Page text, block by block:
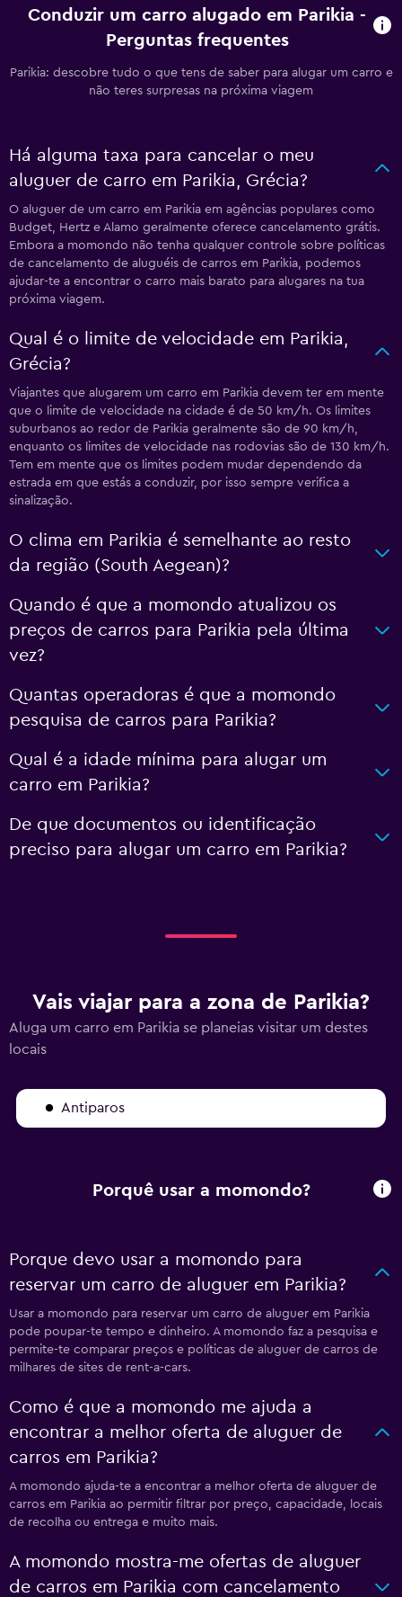
Conduzir um carro alugado em Parikia -
Perguntas frequentes
Parikia: descobre tudo o que tens de saber para alugar um carro e
não teres surpresas na próxima viagem
Há alguma taxa para cancelar o meu
aluguer de carro em Parikia, Grécia?
O aluguer de um carro em Parikia em agências populares como
Budget, Hertz e Alamo geralmente oferece cancelamento grátis.
Embora a momondo não tenha qualquer controle sobre políticas
de cancelamento de aluguéis de carros em Parikia, podemos
ajudar-te a encontrar o carro mais barato para alugares na tua
próxima viagem.
Qual é o limite de velocidade em Parikia,
Grécia?
Viajantes que alugarem um carro em Parikia devem ter em mente
que o limite de velocidade na cidade é de 50 km/h. Os limites
suburbanos ao redor de Parikia geralmente são de 90 km/h,
enquanto os limites de velocidade nas rodovias são de 130 km/h.
Tem em mente que os limites podem mudar dependendo da
estrada em que estás a conduzir, por isso sempre verifica a
sinalização.
O clima em Parikia é semelhante ao resto
da região (South Aegean)?
Quando é que a momondo atualizou os
preços de carros para Parikia pela última
vez?
Quantas operadoras é que a momondo
pesquisa de carros para Parikia?
Qual é a idade mínima para alugar um
carro em Parikia?
De que documentos ou identificação
preciso para alugar um carro em Parikia?
Vais viajar para a zona de Parikia?
Aluga um carro em Parikia se planeias visitar um destes
locais
Antiparos
Porquê usar a momondo?
Porque devo usar a momondo para
reservar um carro de aluguer em Parikia?
Usar a momondo para reservar um carro de aluguer em Parikia
pode poupar-te tempo e dinheiro. A momondo faz a pesquisa e
permite-te comparar preços e políticas de aluguer de carros de
milhares de sites de rent-a-cars.
Como é que a momondo me ajuda a
encontrar a melhor oferta de aluguer de
carros em Parikia?
A momondo ajuda-te a encontrar a melhor oferta de aluguer de
carros em Parikia ao permitir filtrar por preço, capacidade, locais
de recolha ou entrega e muito mais.
A momondo mostra-me ofertas de aluguer
de carros em Parikia com cancelamento